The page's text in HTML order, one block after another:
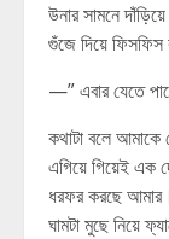
উনার সামনে
গুঁজে দিয়ে
—” এবার যেতে
কথাটা বলে আমাকে
এগিয়ে গিয়েই এক
ধরফর করছে
ঘামটা মুছে নিয়ে